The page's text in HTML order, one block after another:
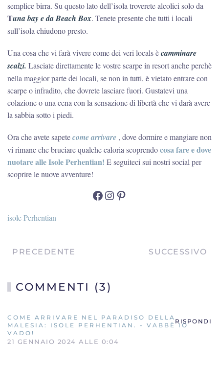
semplice birra. Su questo lato dell’isola troverete alcolici solo da
Tuna bay e da Beach Box. Tenete presente che tutti i locali
sull’isola chiudono presto.
Una cosa che vi farà vivere come dei veri locals ècamminare
scalzi. Lasciate direttamente le vostre scarpe in resort anche perchè
nella maggior parte dei locali, se non in tutti, è vietato entrare con
scarpe o infradito, che dovrete lasciare fuori. Gustatevi una
colazione o una cena con la sensazione di libertà che vi darà avere
la sabbia sotto i piedi.
Ora che avete sapetecome arrivare , dove dormire e mangiare non
vi rimane che bruciare qualche caloria scoprendocosa fare e dove
nuotare alle Isole Perhentian! E seguiteci sui nostri social per
scoprire le nuove avventure!
Facebook
Instagram
Pinterest
isole Perhentian
PRECEDENTE SUCCESSIVO
COMMENTI (3)
COME ARRIVARE NEL PARADISO DELLA
MALESIA: ISOLE PERHENTIAN. - VABBÈ IO
VADO!
21 GENNAIO 2024 ALLE 0:04
RISPONDI